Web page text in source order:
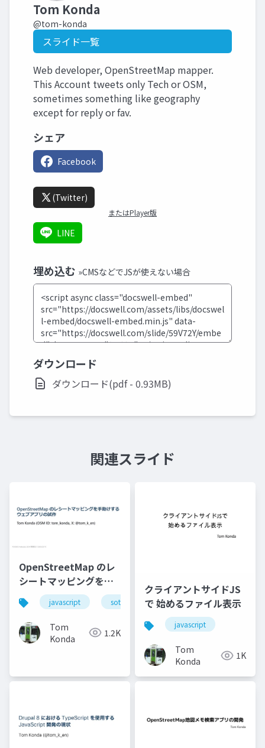
Tom Konda
@tom-konda
スライド一覧
Web developer, OpenStreetMap mapper.
This Account tweets only Tech or OSM,
sometimes something like geography
except for reply or fav.
シェア
Facebook
(Twitter)
またはPlayer版
LINE
埋め込む »CMSなどでJSが使えない場合
ダウンロード
ダウンロード(pdf - 0.93MB)
関連スライド
OpenStreetMap のレ
シートマッピングを⼿
助けするウェブアプリ
の試作
javascript sotm_japan foss4g_hokkaido
Tom
Konda
1.2K
クライアントサイドJS
で 始めるファイル表示
javascript
Tom
Konda
1K